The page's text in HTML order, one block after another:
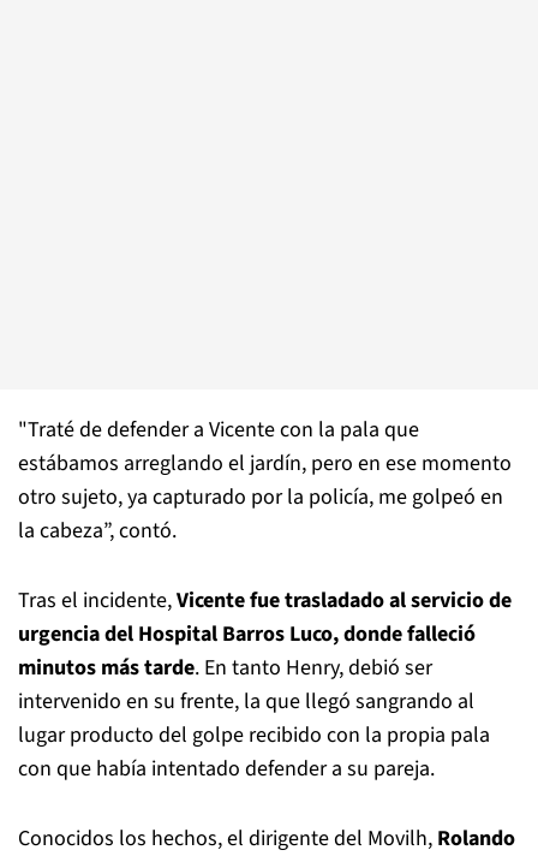
"Traté de defender a Vicente con la pala que
estábamos arreglando el jardín, pero en ese momento
otro sujeto, ya capturado por la policía, me golpeó en
la cabeza”, contó.
Tras el incidente,Vicente fue trasladado al servicio de
urgencia del Hospital Barros Luco, donde falleció
minutos más tarde. En tanto Henry, debió ser
intervenido en su frente, la que llegó sangrando al
lugar producto del golpe recibido con la propia pala
con que había intentado defender a su pareja.
Conocidos los hechos, el dirigente del Movilh, Rolando